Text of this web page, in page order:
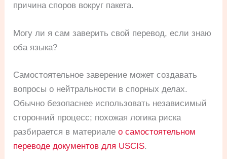
причина споров вокруг пакета.
Могу ли я сам заверить свой перевод, если знаю
оба языка?
Самостоятельное заверение может создавать
вопросы о нейтральности в спорных делах.
Обычно безопаснее использовать независимый
сторонний процесс; похожая логика риска
разбирается в материалео самостоятельном
переводе документов для USCIS.